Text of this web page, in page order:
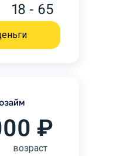
18 - 65
₽
возраст